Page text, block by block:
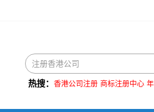
热搜： 香港公司注册 商标注册中心